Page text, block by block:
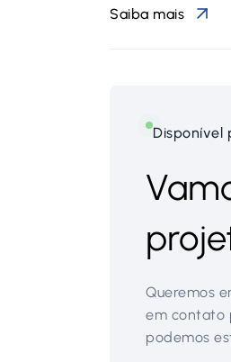
Saiba mais
Disponível
Queremos
em contato
podemos